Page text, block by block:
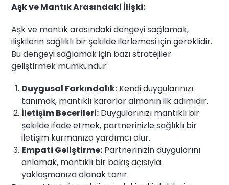
Aşk ve Mantık Arasındaki İlişki:
Aşk ve mantık arasındaki dengeyi sağlamak,
ilişkilerin sağlıklı bir şekilde ilerlemesi için gereklidir.
Bu dengeyi sağlamak için bazı stratejiler
geliştirmek mümkündür:
Duygusal Farkındalık: Kendi duygularınızı
tanımak, mantıklı kararlar almanın ilk adımıdır.
İletişim Becerileri: Duygularınızı mantıklı bir
şekilde ifade etmek, partnerinizle sağlıklı bir
iletişim kurmanıza yardımcı olur.
Empati Geliştirme: Partnerinizin duygularını
anlamak, mantıklı bir bakış açısıyla
yaklaşmanıza olanak tanır.